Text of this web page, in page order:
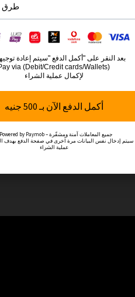
بعد النقر على "أكمل الدفع "سيتم إعادة
via (Debit/Credit cards/Wallets)
لإكمال عملية الشراء
أكمل الدفع الآن بـ 500 جنيه
🔒 Powered by Paymob – جميع المعاملات آمنة ومشفّرة
سيتم إدخال نفس البيانات مرة أخرى في صفحة الدفع بهدف
عملية الشراء